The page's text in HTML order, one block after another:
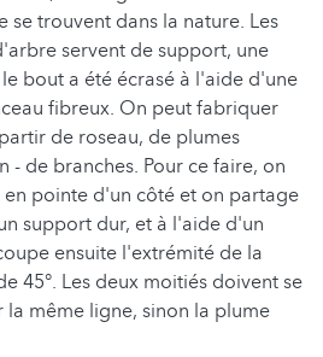
se trouvent dans la nature. Les
servent de support, une
bout a été écrasé à l'aide d'une
fibreux. On peut fabriquer
de roseau, de plumes
- de branches. Pour ce faire, on
pointe d'un côté et on partage
support dur, et à l'aide d'un
ensuite l'extrémité de la
45°. Les deux moitiés doivent se
même ligne, sinon la plume